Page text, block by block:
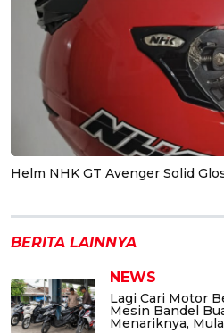
Helm NHK GT Avenger Solid
BERITA LAINNYA
NEWS
Lagi Cari Motor
Mesin Bandel
Menariknya,